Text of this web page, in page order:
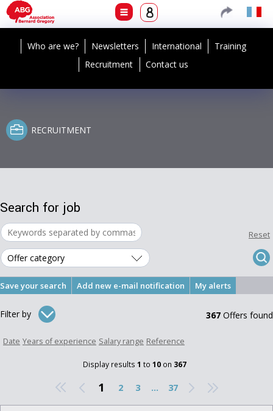
Who are we? Newsletters International
Training
Recruitment
Contact us
RECRUITMENT
Search for job
Reset
My alerts
Filter by 367 Offers found
Date Years of experience Salary range Reference
Display results 1 to 10 on 367
1 2 3 ... 37